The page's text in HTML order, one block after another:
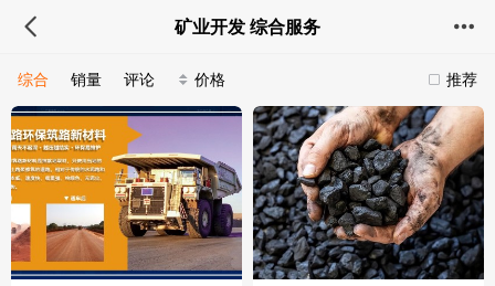
矿业开发 综合服务
推荐
综合 销量 评论 价格